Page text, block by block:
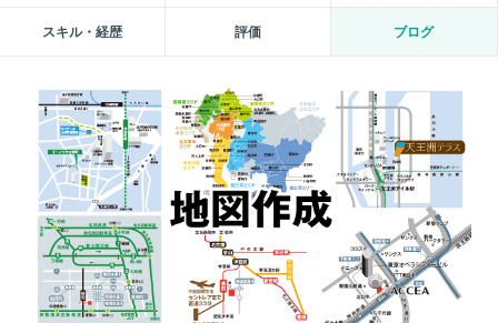
スキル・経歴 評価 ブログ